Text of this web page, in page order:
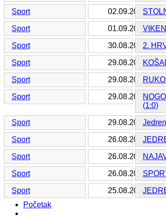
Sport 02.09.2016.
Sport 01.09.2016.
Sport 30.08.2016.
2.
Sport 29.08.2016.
Sport 29.08.2016.
Sport 29.08.2016.
(1:0)
Sport 29.08.2016.
Sport 26.08.2016.
Sport 26.08.2016.
Sport 26.08.2016.
Sport 25.08.2016.
Početak